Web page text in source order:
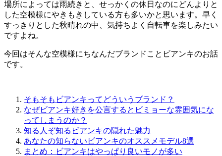
場所によっては雨続きと、せっかくの休日なのにどんよりと
した空模様にやきもきしている方も多いかと思います。早く
すっきりとした秋晴れの中、気持ちよく自転車を楽しみたい
ですよね。
今回はそんな空模様にちなんだブランドことビアンキのお話
です。
そもそもビアンキってどういうブランド？
なぜビアンキ好きを公言するとビミョーな雰囲気にな
ってしまうのか？
知る人ぞ知るビアンキの隠れた魅力
あなたの知らないビアンキのオススメモデル8選
まとめ：ビアンキはやっぱり良いモノが多い